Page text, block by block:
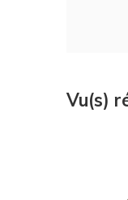
Vu(s)